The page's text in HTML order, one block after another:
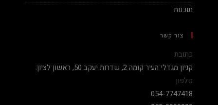
תוכנות
צור קשר
כתובת
קניון מגדלי העיר קומה 2, שדרות יעקב 50, ראשון לציון.
טלפון
054-7747418